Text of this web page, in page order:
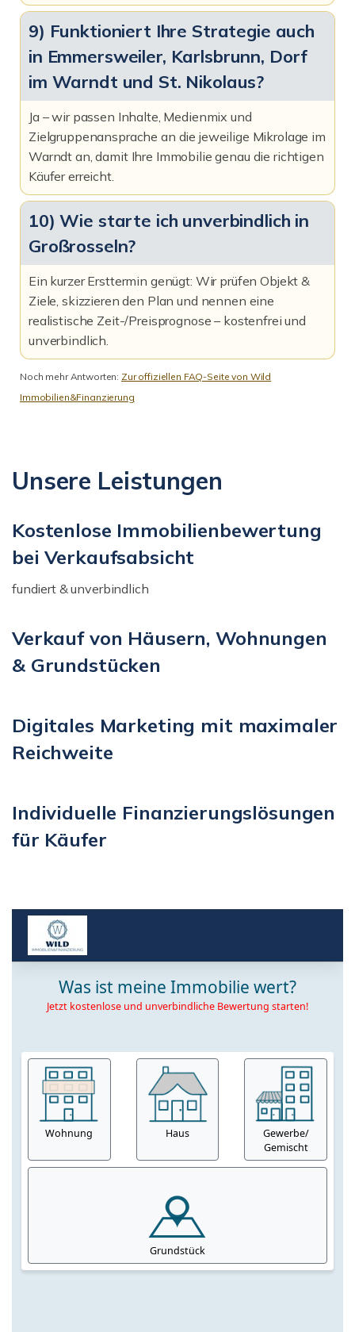
9) Funktioniert Ihre Strategie auch
in Emmersweiler, Karlsbrunn, Dorf
im Warndt und St. Nikolaus?
Ja – wir passen Inhalte, Medienmix und
Zielgruppenansprache an die jeweilige Mikrolage im
Warndt an, damit Ihre Immobilie genau die richtigen
Käufer erreicht.
10) Wie starte ich unverbindlich in
Großrosseln?
Ein kurzer Ersttermin genügt: Wir prüfen Objekt &
Ziele, skizzieren den Plan und nennen eine
realistische Zeit-/Preisprognose – kostenfrei und
unverbindlich.
Noch mehr Antworten: Zur offiziellen FAQ-Seite von Wild
Immobilien&Finanzierung
Unsere Leistungen
Kostenlose Immobilienbewertung
bei Verkaufsabsicht
fundiert & unverbindlich
Verkauf von Häusern, Wohnungen
& Grundstücken
Digitales Marketing mit maximaler
Reichweite
Individuelle Finanzierungslösungen
für Käufer